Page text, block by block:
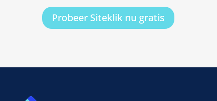
Probeer Siteklik nu gratis